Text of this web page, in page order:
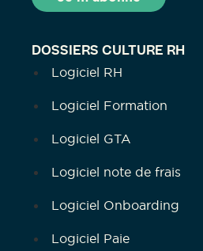
DOSSIERS CULTURE RH
Logiciel RH
Logiciel Formation
Logiciel GTA
Logiciel note de frais
Logiciel Onboarding
Logiciel Paie